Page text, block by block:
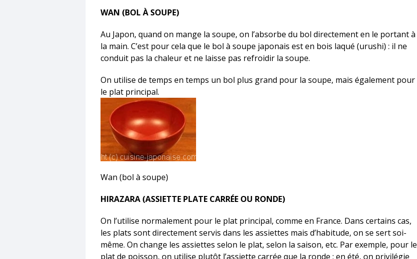
WAN (BOL À SOUPE)
Au Japon, quand on mange la soupe, on l’absorbe du bol directement en le portant à
la main. C’est pour cela que le bol à soupe japonais est en bois laqué (urushi) : il ne
conduit pas la chaleur et ne laisse pas refroidir la soupe.
On utilise de temps en temps un bol plus grand pour la soupe, mais également pour
le plat principal.
Wan (bol à soupe)
HIRAZARA (ASSIETTE PLATE CARRÉE OU RONDE)
On l’utilise normalement pour le plat principal, comme en France. Dans certains cas,
les plats sont directement servis dans les assiettes mais d’habitude, on se sert soi-
même. On change les assiettes selon le plat, selon la saison, etc. Par exemple, pour le
plat de poisson, on utilise plutôt l’assiette carrée que la ronde ; en été, on privilégie